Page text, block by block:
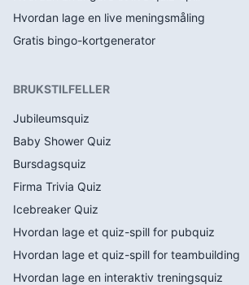
Hvordan lage en live meningsmåling
Gratis bingo-kortgenerator
BRUKSTILFELLER
Jubileumsquiz
Baby Shower Quiz
Bursdagsquiz
Firma Trivia Quiz
Icebreaker Quiz
Hvordan lage et quiz-spill for pubquiz
Hvordan lage et quiz-spill for teambuilding
Hvordan lage en interaktiv treningsquiz